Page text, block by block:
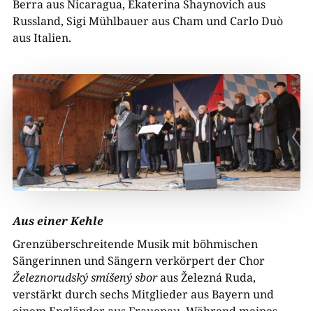
Berra aus Nicaragua, Ekaterina Shaynovich aus
Russland, Sigi Mühlbauer aus Cham und Carlo Duò
aus Italien.
Aus einer Kehle
Grenzüberschreitende Musik mit böhmischen
Sängerinnen und Sängern verkörpert der Chor ­
Železnorudský smíšený sboraus Železná Ruda,
verstärkt durch sechs Mitglieder aus Bayern und